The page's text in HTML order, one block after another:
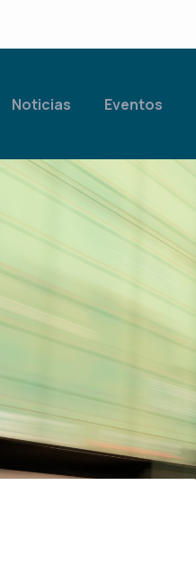
Noticias Eventos